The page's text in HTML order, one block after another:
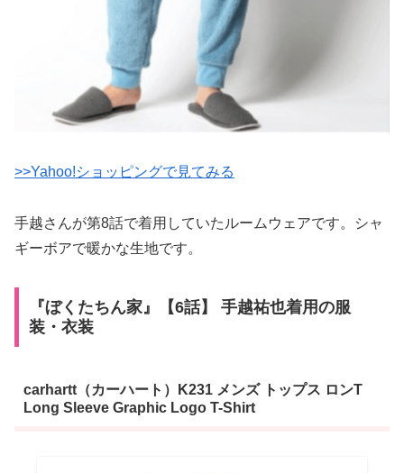
>>Yahoo!ショッピングで見てみる
手越さんが第8話で着用していたルームウェアです。シャ
ギーボアで暖かな生地です。
『ぼくたちん家』【6話】 手越祐也着用の服
装・衣装
carhartt（カーハート）K231 メンズ トップス ロンT
Long Sleeve Graphic Logo T-Shirt